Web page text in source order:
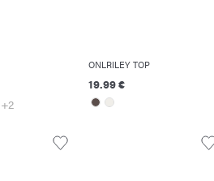
+2
ONLRILEY TOP
19.99 €